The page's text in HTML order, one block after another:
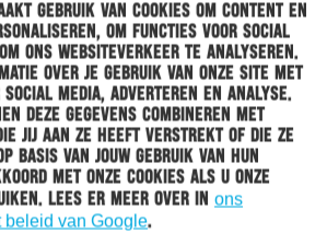
gebruik van cookies om content en
om functies voor social
ons websiteverkeer te analyseren.
over je gebruik van onze site met
media, adverteren en analyse.
deze gegevens combineren met
jij aan ze heeft verstrekt of die ze
basis van jouw gebruik van hun
met onze cookies als u onze
Lees er meer over in ons
beleid van Google.
2019
ALMELO IN BEELD